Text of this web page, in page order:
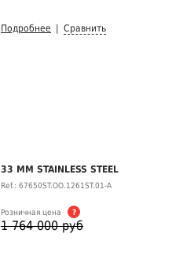
Подробнее Сравнить
33 MM STAINLESS STEEL
Ref.: 67650ST.OO.1261ST.01-A
Розничная цена ?
1 764 000 руб